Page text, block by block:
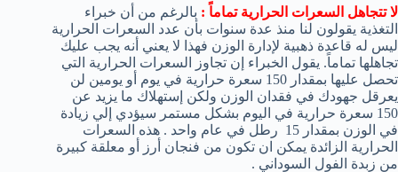
لا تتجاهل السعرات الحرارية تماماً : بالرغم من أن خبراء
التغذية يقولون لنا منذ عدة سنوات بأن عدد السعرات الحرارية
ليس له قاعدة ذهبية لإدارة الوزن فهذا لا يعني أنه يجب عليك
تجاهلها تماماً. يقول الخبراء إن تجاوز السعرات الحرارية التي
تحصل عليها بمقدار 150 سعرة حرارية في يوم أو يومين لن
يعرقل جهودك في فقدان الوزن ولكن إستهلاك ما يزيد عن
150 سعرة حرارية في اليوم بشكل مستمر سيؤدي إلي زيادة
في الوزن بمقدار 15 رطل في عام واحد . هذه السعرات
الحرارية الزائدة يمكن ان تكون من فنجان أرز أو معلقة كبيرة
من زبدة الفول السوداني .